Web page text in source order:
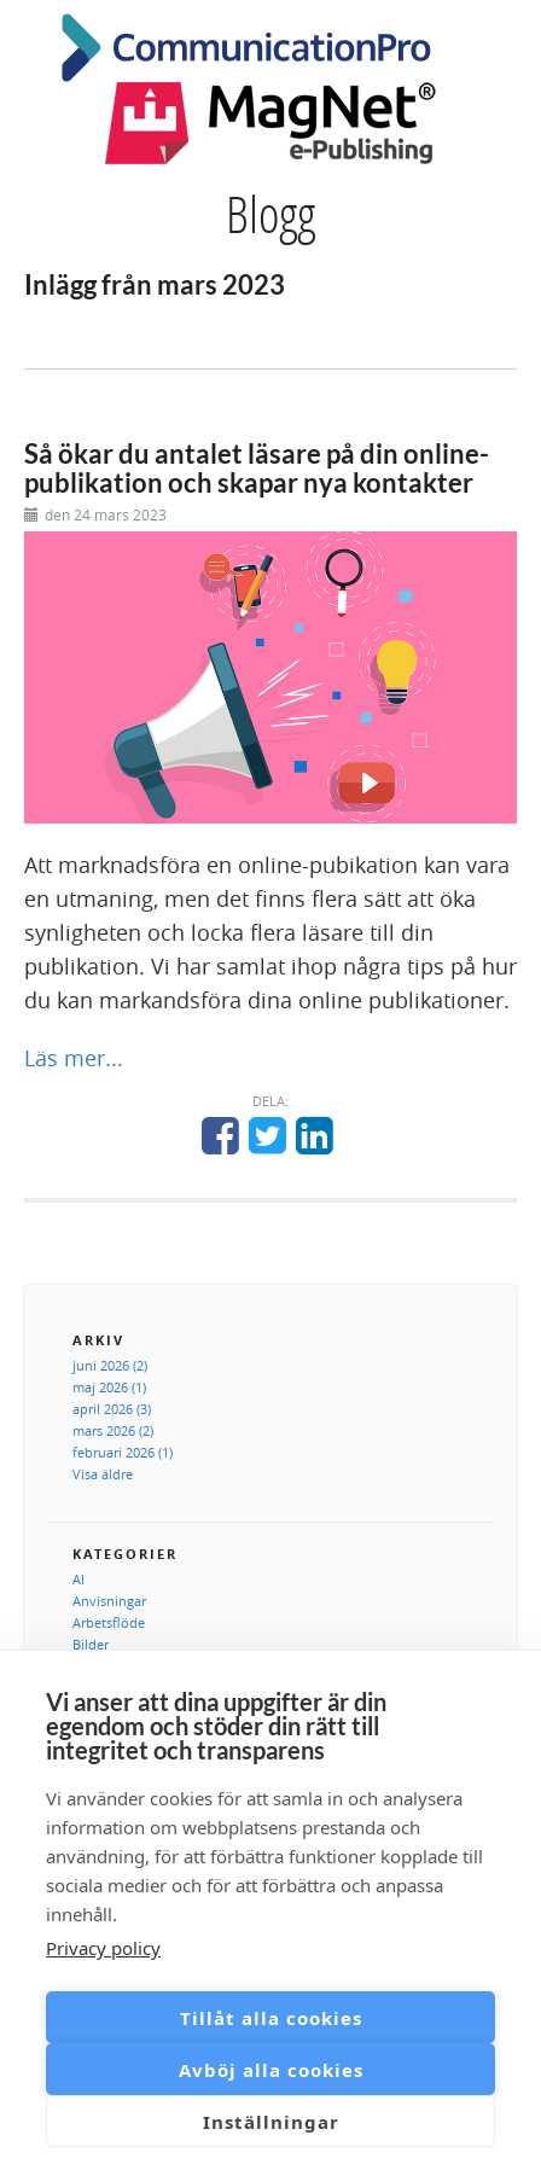
Vi anser att dina uppgifter är din
egendom och stöder din rätt till
integritet och transparens
Vi använder cookies för att samla in och analysera
information om webbplatsens prestanda och
användning, för att förbättra funktioner kopplade till
sociala medier och för att förbättra och anpassa
innehåll.
Privacy policy
Tillåt alla cookies
Avböj alla cookies
Inställningar
Blogg
Inlägg från mars 2023
Så ökar du antalet läsare på din online-
publikation och skapar nya kontakter
den 24 mars 2023
Att marknadsföra en online-pubikation kan vara
en utmaning, men det finns flera sätt att öka
synligheten och locka flera läsare till din
publikation. Vi har samlat ihop några tips på hur
du kan markandsföra dina online publikationer.
Läs mer...
DELA:
ARKIV
juni 2026 (2)
maj 2026 (1)
april 2026 (3)
mars 2026 (2)
februari 2026 (1)
Visa äldre
KATEGORIER
AI
Anvisningar
Arbetsflöde
Bilder
Integration
IT-avdelning
Kommunikation
Metadata
Samlingar
Säkerhet
Tillgänglighet
Video